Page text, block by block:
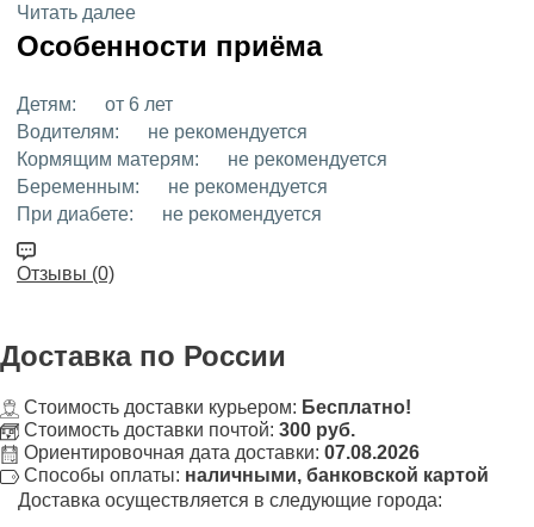
Читать далее
Особенности приёма
Детям:
от 6 лет
Водителям:
не рекомендуется
Кормящим матерям:
не рекомендуется
Беременным:
не рекомендуется
При диабете:
не рекомендуется
Отзывы (0)
Доставка по России
Стоимость доставки курьером: Бесплатно!
Стоимость доставки почтой: 300 руб.
Ориентировочная дата доставки: 07.08.2026
Способы оплаты: наличными, банковской картой
Доставка осуществляется в следующие города: